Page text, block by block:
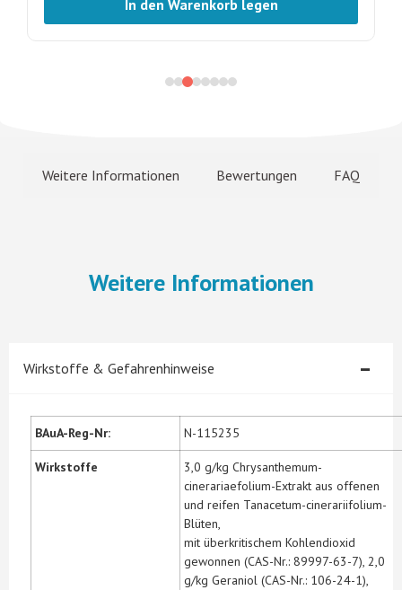
In den Warenkorb legen
Weitere Informationen Bewertungen FAQ
Weitere Informationen
Wirkstoffe & Gefahrenhinweise -
BAuA-Reg-Nr: N-115235
Wirkstoffe
3,0 g/kg Chrysanthemum-
cinerariaefolium-Extrakt aus offenen
und reifen Tanacetum-cinerariifolium-
Blüten,
mit überkritischem Kohlendioxid
gewonnen (CAS-Nr.: 89997-63-7), 2,0
g/kg Geraniol (CAS-Nr.: 106-24-1),